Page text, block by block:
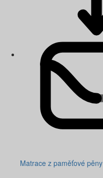
Matrace z paměťové pěny